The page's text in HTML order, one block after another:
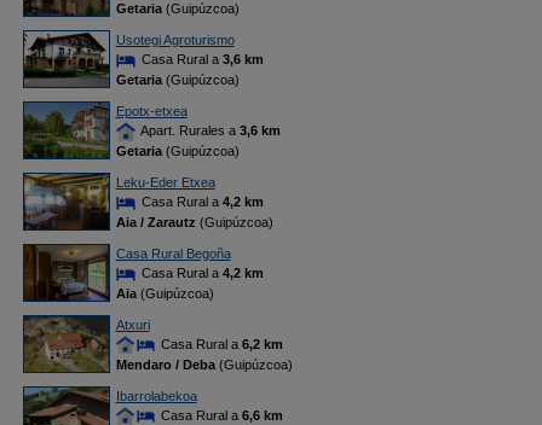
Getaria(Guipúzcoa)
Usotegi Agroturismo
Casa Rural a 3,6 km
Getaria(Guipúzcoa)
Epotx-etxea
Apart. Rurales a 3,6 km
Getaria(Guipúzcoa)
Leku-Eder Etxea
Casa Rural a 4,2 km
Aia / Zarautz (Guipúzcoa)
Casa Rural Begoña
Casa Rural a 4,2 km
Aia(Guipúzcoa)
Atxuri
Casa Rural a 6,2 km
Mendaro / Deba(Guipúzcoa)
Ibarrolabekoa
Casa Rural a 6,6 km